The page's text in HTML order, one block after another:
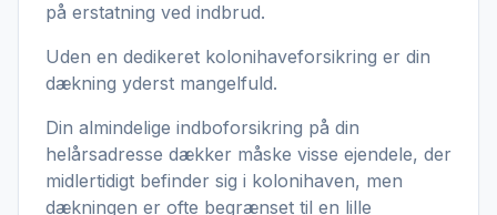
på erstatning ved indbrud.
Uden en dedikeret kolonihaveforsikring er din
dækning yderst mangelfuld.
Din almindelige indboforsikring på din
helårsadresse dækker måske visse ejendele, der
midlertidigt befinder sig i kolonihaven, men
dækningen er ofte begrænset til en lille